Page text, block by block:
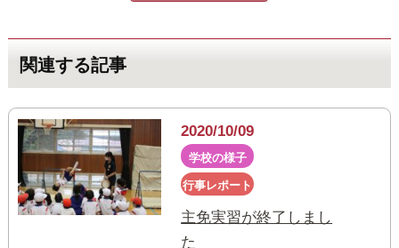
関連する記事
2020/10/09
学校の様子
行事レポート
主免実習が終了しまし
た